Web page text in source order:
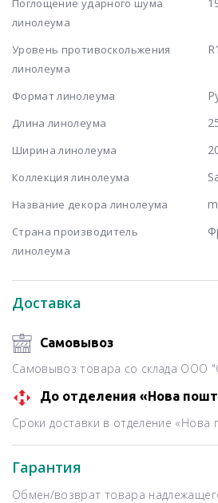
Доставка
Самовывоз
Самовывоз товара со склада ООО
До отделения «Нова
Сроки доставки в отделение «Нова
Гарантия
Обмен/возврат товара
линолеума
Уровень противоскольжения
линолеума
Формат линолеума
Длина линолеума
Ширина линолеума
Коллекция линолеума
Название декора линолеума
Страна производитель
линолеума